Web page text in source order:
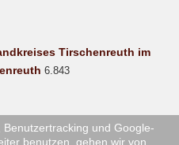
Tirschenreuth im
6.843
und Google-
benutzen, gehen wir von